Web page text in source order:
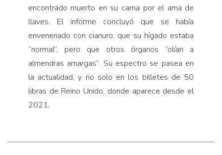
encontrado muerto en su cama por el ama de
llaves. El informe concluyó que se había
envenenado con cianuro, que su hígado estaba
“normal”, pero que otros órganos “olían a
almendras amargas”. Su espectro se pasea en
la actualidad, y no solo en los billetes de 50
libras de Reino Unido, donde aparece desde el
2021.